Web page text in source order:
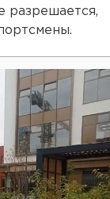
разрешается,